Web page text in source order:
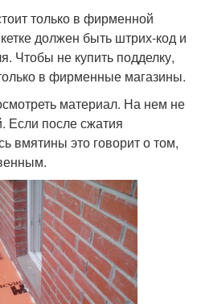
только в фирменной
должен быть штрих-код и
Чтобы не купить подделку,
в фирменные магазины.
материал. На нем не
после сжатия
вмятины это говорит о том,